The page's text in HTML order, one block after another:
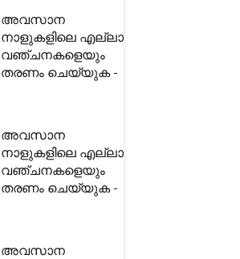
അവസാന
നാളുകളിലെ എല്ലാ
വഞ്ചനകളെയും
തരണം ചെയ്യുക -
അവസാന
നാളുകളിലെ എല്ലാ
വഞ്ചനകളെയും
തരണം ചെയ്യുക -
അവസാന